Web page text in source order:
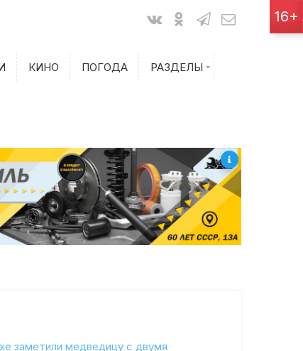
КИНО ПОГОДА РАЗДЕЛЫ
Показания счетчиков
Билеты на поезд
16+